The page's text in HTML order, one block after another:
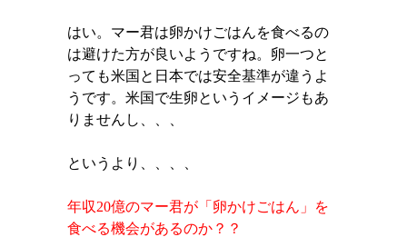
はい。マー君は卵かけごはんを食べるの
は避けた方が良いようですね。卵一つと
っても米国と日本では安全基準が違うよ
うです。米国で生卵というイメージもあ
りませんし、、、
というより、、、、
年収20億のマー君が「卵かけごはん」を
食べる機会があるのか？？